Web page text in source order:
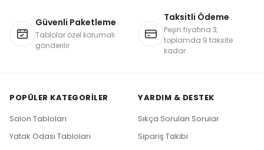
Güvenli Paketleme
Tablolar özel korumalı
gönderilir
Taksitli Ödeme
Peşin fiyatına 3,
toplamda 9 taksite
kadar
POPÜLER KATEGORILER
Salon Tabloları
Yatak Odası Tabloları
YARDIM & DESTEK
Sıkça Sorulan Sorular
Sipariş Takibi